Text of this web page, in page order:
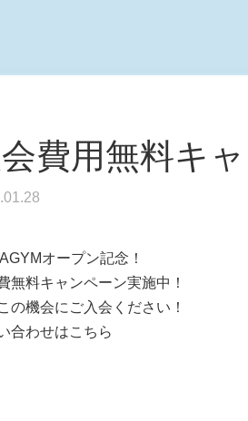
費用無料キ
オープン記念！
無料キャンペーン実施中！
の機会にご入会ください！
合わせはこちら